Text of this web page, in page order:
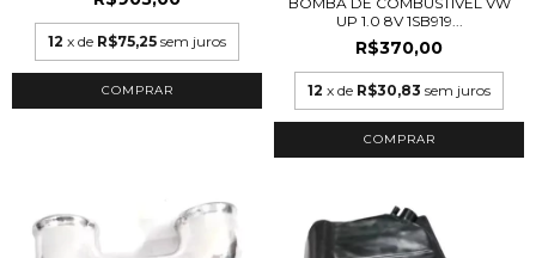
12 x de R$75,25 sem juros
UP 1.0 8V 1SB919...
R$370,00
12 x de R$30,83 sem juros